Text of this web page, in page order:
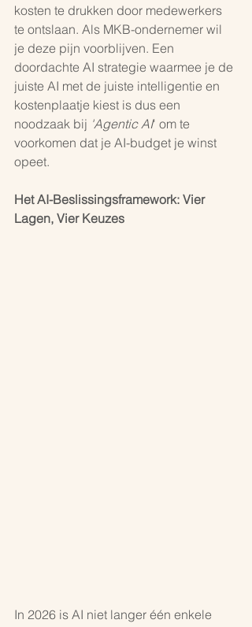
kosten te drukken door medewerkers
te ontslaan. Als MKB-ondernemer wil
je deze pijn voorblijven. Een
doordachte AI strategie waarmee je de
juiste AI met de juiste intelligentie en
kostenplaatje kiest is dus een
noodzaak bij 'Agentic AI' om te
voorkomen dat je AI-budget je winst
opeet.
Het AI-Beslissingsframework: Vier
Lagen, Vier Keuzes
In 2026 is AI niet langer één enkele